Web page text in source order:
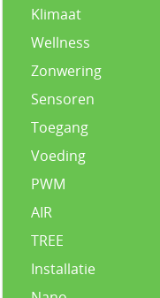
Klimaat
Wellness
Zonwering
Sensoren
Toegang
Voeding
PWM
AIR
TREE
Installatie